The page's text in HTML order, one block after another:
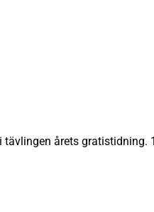
årets gratistidning.